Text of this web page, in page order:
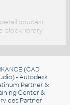
součást
block library
(CAD
- Autodesk
Partner &
Center &
Partner